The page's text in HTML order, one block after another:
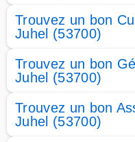
Trouvez un bon
Juhel (53700)
Trouvez un bon
Juhel (53700)
Trouvez un bon
Juhel (53700)